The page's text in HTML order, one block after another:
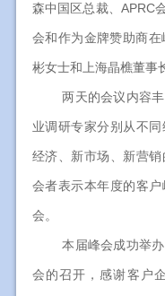
森中国区总裁、APRC
会和作为金牌赞助商
彬女士和上海晶樵董事
两天的会议内容
业调研专家分别从不
经济、新市场、新营
会者表示本年度的客
会。
本届峰会成功举
会的召开，感谢客户